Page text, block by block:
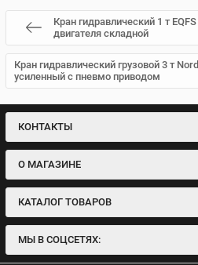
Кран гидравлический 1 т
двигателя складной
Кран гидравлический грузовой 3 т
усиленный с пневмо приводом
КОНТАКТЫ
О МАГАЗИНЕ
КАТАЛОГ ТОВАРОВ
МЫ В СОЦСЕТЯХ: